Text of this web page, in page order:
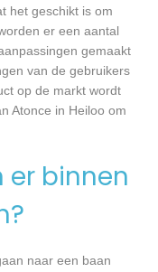
het geschikt is om
er een aantal
gemaakt
van de gebruikers
op de markt wordt
Atonce in Heiloo om
er binnen
naar een baan